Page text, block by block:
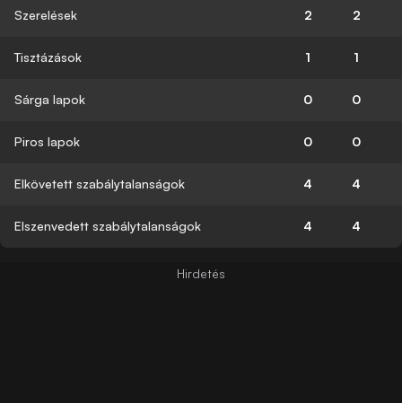
Szerelések 2 2
Tisztázások 1 1
Sárga lapok 0 0
Piros lapok 0 0
Elkövetett szabálytalanságok 4 4
Elszenvedett szabálytalanságok 4 4